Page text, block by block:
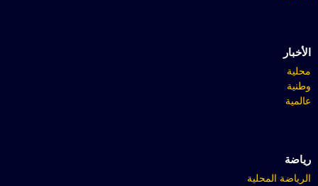
الأخبار
محلية
وطنية
عالمية
رياضة
الرياضة المحلية